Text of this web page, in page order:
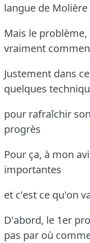
langue de Molière
Mais le problème,
vraiment
Justement dans
quelques
pour rafraîchir
progrès
Pour ça, à mon
importantes
et c'est ce qu'on
D'abord, le 1er
pas par où